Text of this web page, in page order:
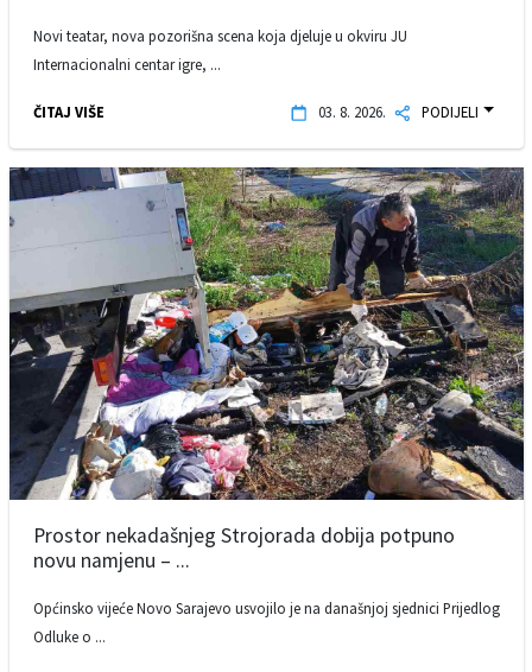
Novi teatar, nova pozorišna scena koja djeluje u okviru JU
Internacionalni centar igre, ...
ČITAJ VIŠE 03. 8. 2026. PODIJELI
Prostor nekadašnjeg Strojorada dobija potpuno
novu namjenu – ...
Općinsko vijeće Novo Sarajevo usvojilo je na današnjoj sjednici Prijedlog
Odluke o ...